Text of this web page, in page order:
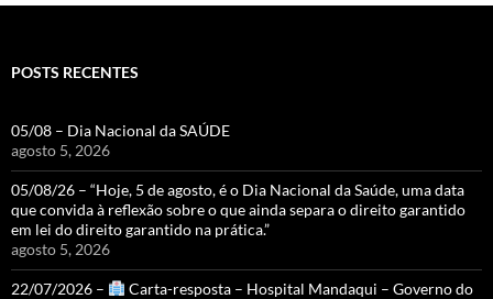
POSTS RECENTES
05/08 – Dia Nacional da SAÚDE
agosto 5, 2026
05/08/26 – “Hoje, 5 de agosto, é o Dia Nacional da Saúde, uma data
que convida à reflexão sobre o que ainda separa o direito garantido
em lei do direito garantido na prática.”
agosto 5, 2026
22/07/2026 – Carta-resposta – Hospital Mandaqui – Governo do